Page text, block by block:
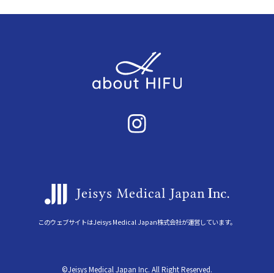
このウェブサイトはJeisys Medical Japan株式会社が運営しています。
©Jeisys Medical Japan Inc. All Right Reserved.